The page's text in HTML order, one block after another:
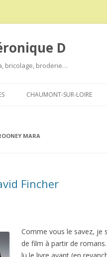
D
bricolage, broderie…
CHAUMONT-SUR-LOIRE
MARA
Fincher
Comme vous le savez, je
de film à partir de